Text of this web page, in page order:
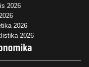
2026
2026
2026